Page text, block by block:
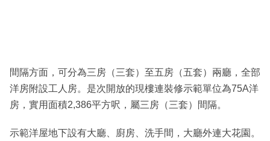
間隔方面，可分為三房（三套）至五房（五套）兩廳，全部
洋房附設工人房。是次開放的現樓連裝修示範單位為75A洋
房，實用面積2,386平方呎，屬三房（三套）間隔。
示範洋屋地下設有大廳、廚房、洗手間，大廳外連大花園。